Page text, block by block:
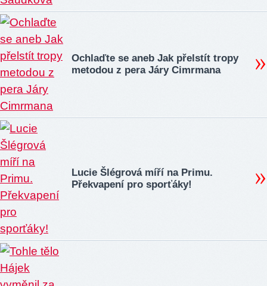
Ochlaďte se aneb Jak přelstít tropy
metodou z pera Járy Cimrmana
Lucie Šlégrová míří na Primu.
Překvapení pro sporťáky!